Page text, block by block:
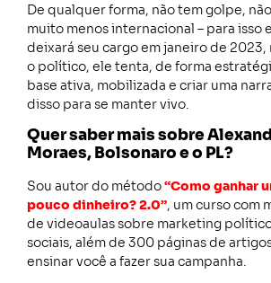
De qualquer forma, não tem golpe,
muito menos internacional – para isso
deixará seu cargo em janeiro de 2023,
o político, ele tenta, de forma
base ativa, mobilizada e criar uma
disso para se manter vivo.
Quer saber mais sobre
Moraes, Bolsonaro e o PL?
Sou autor do método“Como ganhar
pouco dinheiro? 2.0”, um curso com
de videoaulas sobre marketing
sociais, além de 300 páginas de
ensinar você a fazer sua campanha.